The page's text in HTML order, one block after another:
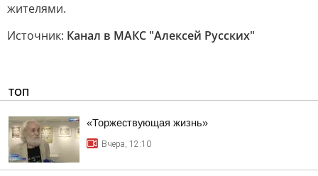
жителями.
Источник: Канал в МАКС "Алексей Русских"
ТОП
«Торжествующая жизнь»
Вчера, 12:10